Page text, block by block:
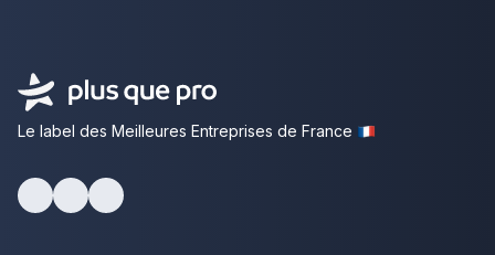
Le label des Meilleures Entreprises de France